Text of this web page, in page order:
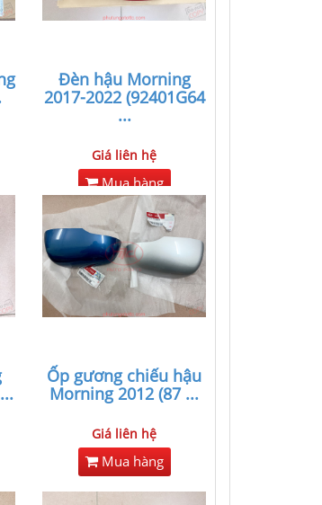
Đèn hậu Morning
2017-2022 (92401G64
...
Giá liên hệ
Mua hàng
Ốp gương chiếu hậu
Morning 2012 (87 ...
Giá liên hệ
Mua hàng